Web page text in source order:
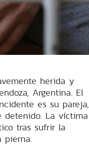
herida y
Argentina. El
es su pareja,
detenido. La víctima
tras sufrir la
pierna.